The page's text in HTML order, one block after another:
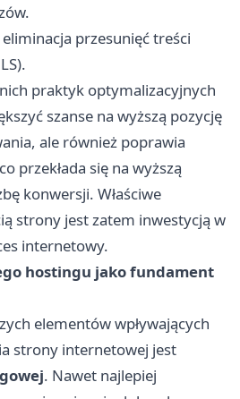
eliminacja przesunięć treści
praktyk optymalizacyjnych
szanse na wyższą pozycję
ale również poprawia
przekłada się na wyższą
konwersji. Właściwe
strony jest zatem inwestycją w
internetowy.
hostingu jako fundament
elementów wpływających
strony internetowej jest
. Nawet najlepiej